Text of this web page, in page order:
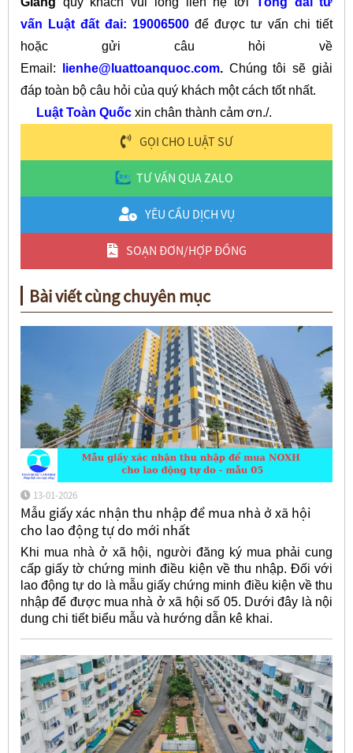
vấn Luật đất đai: 19006500 để được tư vấn chi tiết
hoặc gửi câu hỏi về
Email:
lienhe@luattoanquoc.com.Chúng tôi sẽ giải
đáp toàn bộ câu hỏi của quý khách một cách tốt nhất.
Luật Toàn Quốcxin chân thành cảm ơn./.
GỌI CHO LUẬT SƯ
TƯ VẤN QUA ZALO
YÊU CẦU DỊCH VỤ
SOẠN ĐƠN/HỢP ĐỒNG
Bài viết cùng chuyên mục
13-01-2026
Mẫu giấy xác nhận thu nhập để mua nhà ở xã hội
cho lao động tự do mới nhất
Khi mua nhà ở xã hội, người đăng ký mua phải cung
cấp giấy tờ chứng minh điều kiện về thu nhập. Đối với
lao động tự do là mẫu giấy chứng minh điều kiện về thu
nhập để được mua nhà ở xã hội số 05. Dưới đây là nội
dung chi tiết biểu mẫu và hướng dẫn kê khai.